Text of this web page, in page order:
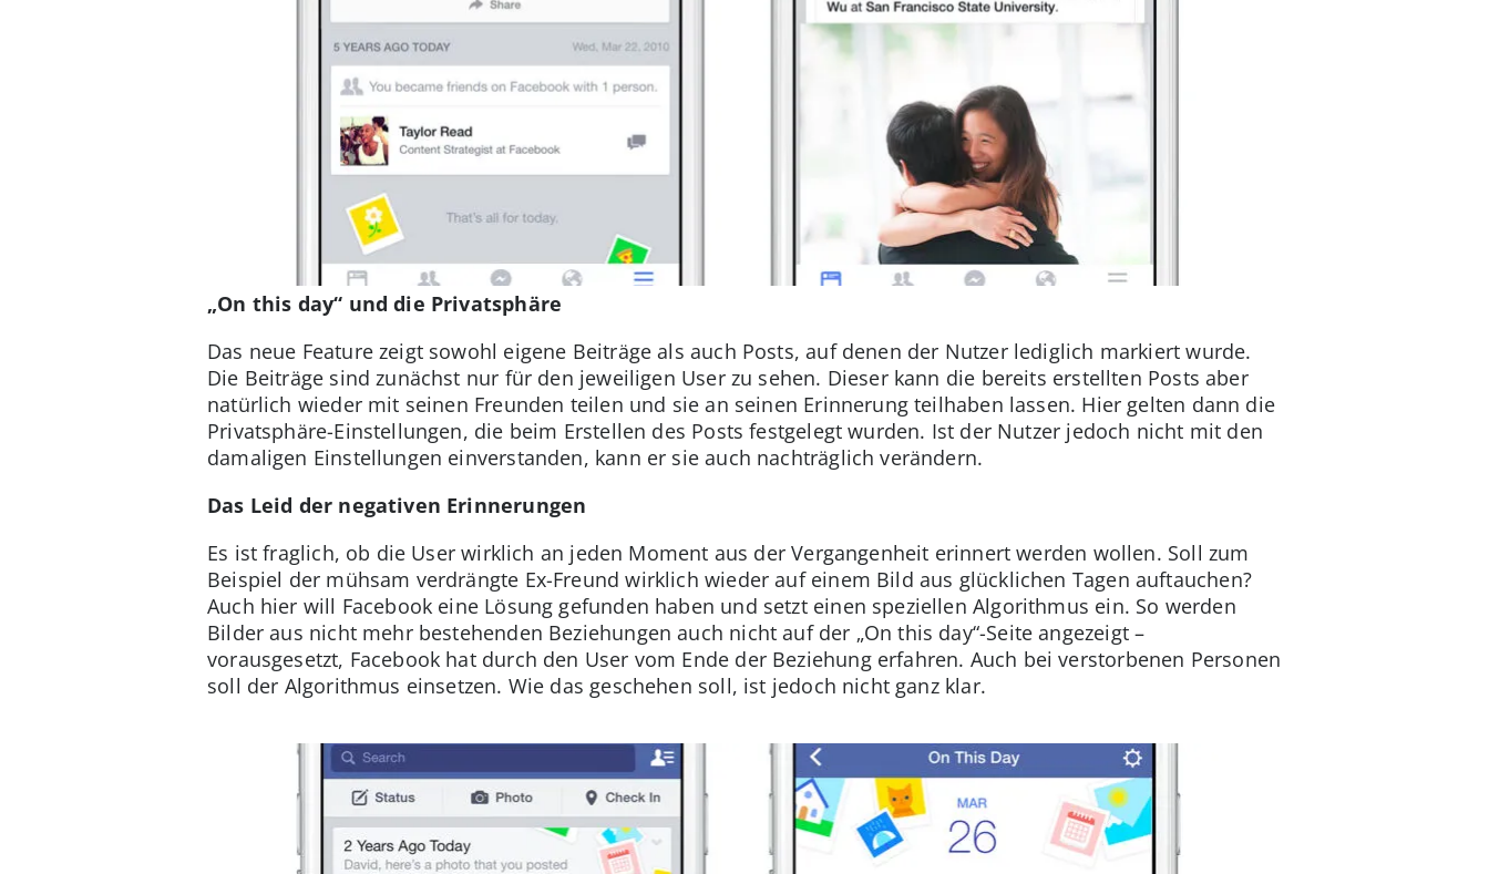
„On this day“ und die Privatsphäre
Das neue Feature zeigt sowohl eigene Beiträge als auch Posts, auf denen der Nutzer lediglich markiert wurde.
Die Beiträge sind zunächst nur für den jeweiligen User zu sehen. Dieser kann die bereits erstellten Posts aber
natürlich wieder mit seinen Freunden teilen und sie an seinen Erinnerung teilhaben lassen. Hier gelten dann die
Privatsphäre-Einstellungen, die beim Erstellen des Posts festgelegt wurden. Ist der Nutzer jedoch nicht mit den
damaligen Einstellungen einverstanden, kann er sie auch nachträglich verändern.
Das Leid der negativen Erinnerungen
Es ist fraglich, ob die User wirklich an jeden Moment aus der Vergangenheit erinnert werden wollen. Soll zum
Beispiel der mühsam verdrängte Ex-Freund wirklich wieder auf einem Bild aus glücklichen Tagen auftauchen?
Auch hier will Facebook eine Lösung gefunden haben und setzt einen speziellen Algorithmus ein. So werden
Bilder aus nicht mehr bestehenden Beziehungen auch nicht auf der „On this day“-Seite angezeigt –
vorausgesetzt, Facebook hat durch den User vom Ende der Beziehung erfahren. Auch bei verstorbenen Personen
soll der Algorithmus einsetzen. Wie das geschehen soll, ist jedoch nicht ganz klar.